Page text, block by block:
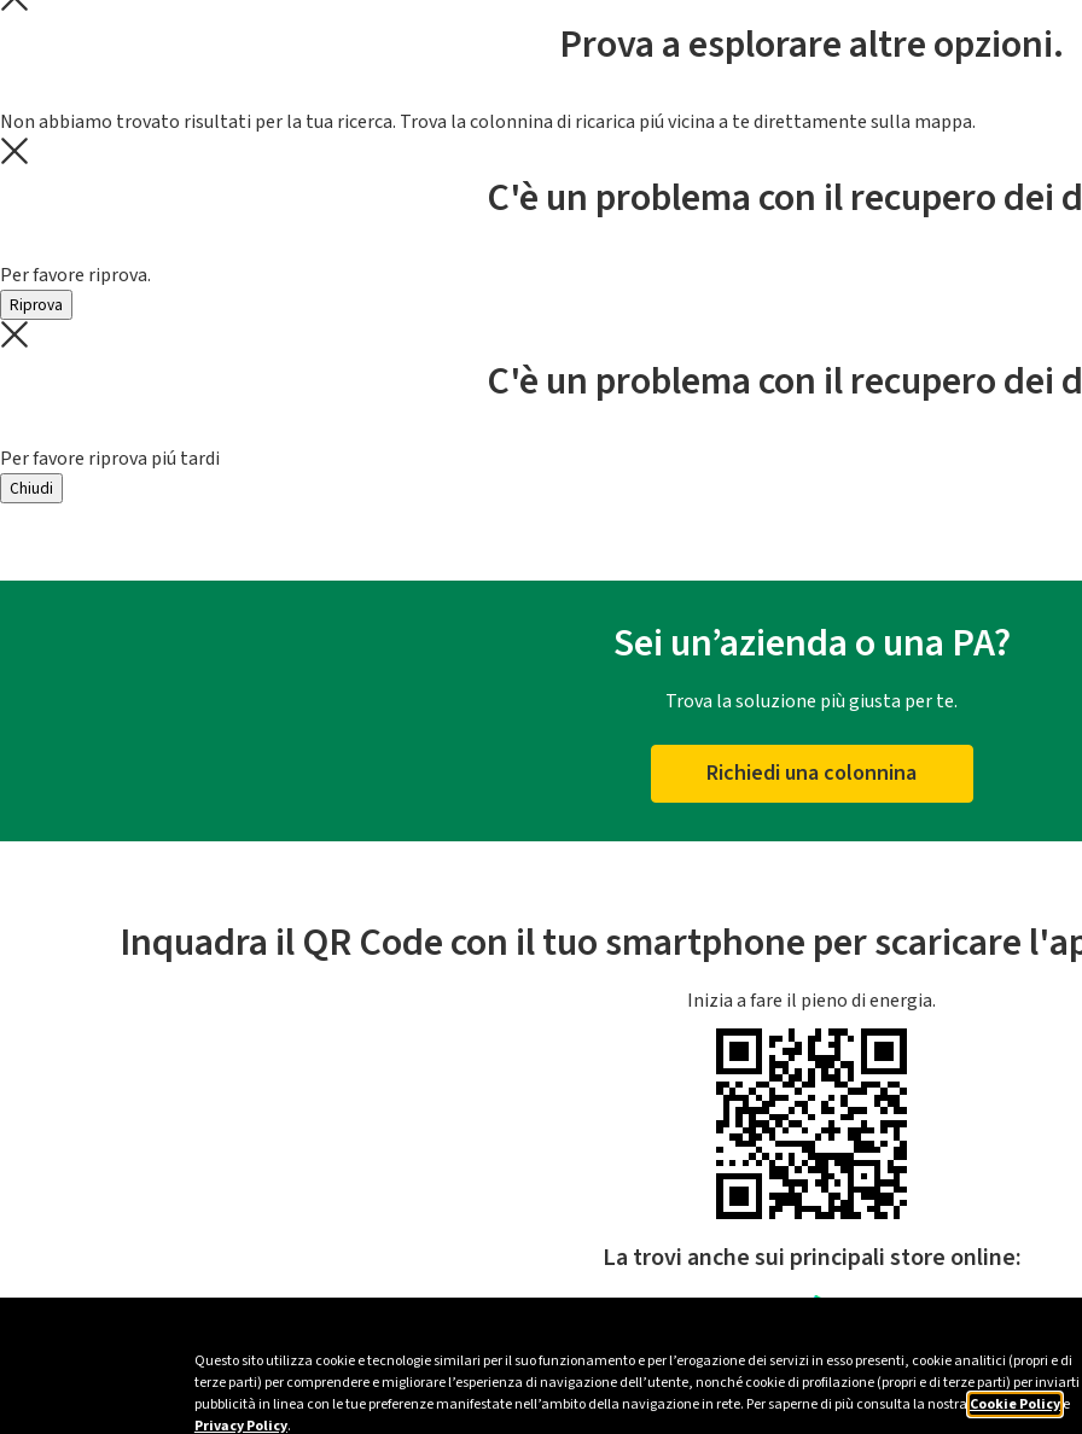
Questo sito utilizza cookie e tecnologie similari per il suo funzionamento e per l’erogazione dei servizi in esso presenti, cookie analitici (propri e di
terze parti) per comprendere e migliorare l’esperienza di navigazione dell’utente, nonché cookie di profilazione (propri e di terze parti) per inviarti
pubblicità in linea con le tue preferenze manifestate nell’ambito della navigazione in rete. Per saperne di più consulta la nostra Cookie Policye
Privacy Policy.
Prova a esplorare altre opzioni.
Non abbiamo trovato risultati per la tua ricerca. Trova la colonnina di ricarica piú vicina a te direttamente sulla mappa.
C'è un problema con il recupero dei
Per favore riprova.
Riprova
C'è un problema con il recupero dei
Per favore riprova piú tardi
Chiudi
Sei un’azienda o una PA?
Trova la soluzione più giusta per te.
Richiedi una colonnina
Inquadra il QR Code con il tuo smartphone per scaricare
Inizia a fare il pieno di energia.
La trovi anche sui principali store online: